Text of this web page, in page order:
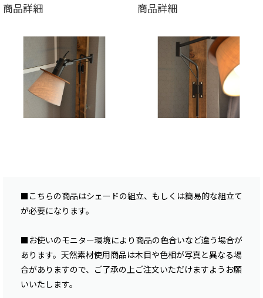
商品詳細 商品詳細
■こちらの商品はシェードの組立、もしくは簡易的な組立て
が必要になります。
■お使いのモニター環境により商品の色合いなど違う場合が
あります。天然素材使用商品は木目や色相が写真と異なる場
合がありますので、ご了承の上ご注文いただけますようお願
いいたします。